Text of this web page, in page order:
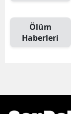
Ölüm
Haberleri